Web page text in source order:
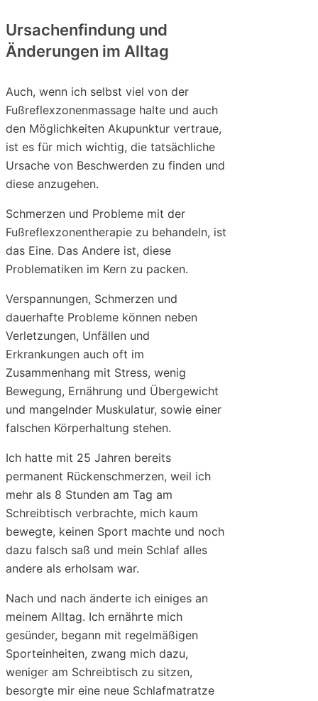
Ursachenfindung und
Änderungen im Alltag
Auch, wenn ich selbst viel von der
Fußreflexzonenmassage halte und auch
den Möglichkeiten Akupunktur vertraue,
ist es für mich wichtig, die tatsächliche
Ursache von Beschwerden zu finden und
diese anzugehen.
Schmerzen und Probleme mit der
Fußreflexzonentherapie zu behandeln, ist
das Eine. Das Andere ist, diese
Problematiken im Kern zu packen.
Verspannungen, Schmerzen und
dauerhafte Probleme können neben
Verletzungen, Unfällen und
Erkrankungen auch oft im
Zusammenhang mit Stress, wenig
Bewegung, Ernährung und Übergewicht
und mangelnder Muskulatur, sowie einer
falschen Körperhaltung stehen.
Ich hatte mit 25 Jahren bereits
permanent Rückenschmerzen, weil ich
mehr als 8 Stunden am Tag am
Schreibtisch verbrachte, mich kaum
bewegte, keinen Sport machte und noch
dazu falsch saß und mein Schlaf alles
andere als erholsam war.
Nach und nach änderte ich einiges an
meinem Alltag. Ich ernährte mich
gesünder, begann mit regelmäßigen
Sporteinheiten, zwang mich dazu,
weniger am Schreibtisch zu sitzen,
besorgte mir eine neue Schlafmatratze